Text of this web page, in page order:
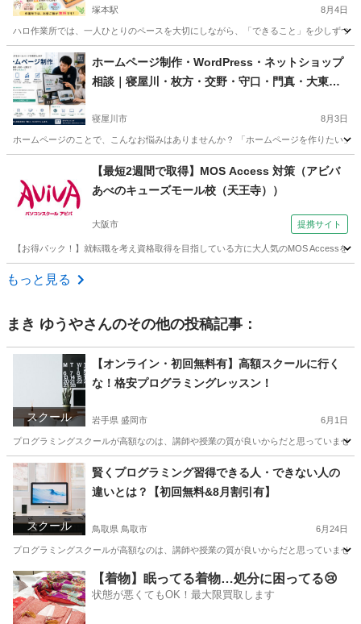
塚本駅 8月4日
ハロ作業所では、一人ひとりのペースを大切にしながら、「できること」を少しずつ
大阪 大阪市 塚本駅 エクセル
ホームページ制作・WordPress・ネットショップ
相談｜寝屋川・枚方・交野・守口・門真・大東・
寝屋川市 8月3日
ホームページのことで、こんなお悩みはありませんか？ 「ホームページを作りたい
Webデザイナー
【最短2週間で取得】MOS Access 対策（アビバ
あべのキューズモール校（天王寺））
大阪市 提携サイト
【お得パック！】就転職を考え資格取得を目指している方に大人気のMOS Accessを
大阪 大阪市
もっと見る
まき ゆうやさんのその他の投稿記事：
スクール
【オンライン・初回無料有】高額スクールに行く
な！格安プログラミングレッスン！
岩手県 盛岡市 6月1日
プログラミングスクールが高額なのは、講師や授業の質が良いからだと思っていませ
岩手 盛岡市 プログラミング 興味
スクール
賢くプログラミング習得できる人・できない人の
違いとは？【初回無料&8月割引有】
鳥取県 鳥取市 6月24日
プログラミングスクールが高額なのは、講師や授業の質が良いからだと思っていませ
鳥取 鳥取市 プログラミング 近所
【着物】眠ってる着物…処分に困ってる😢
状態が悪くてもOK！最大限買取します